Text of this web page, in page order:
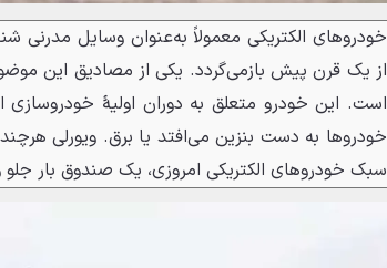
خودروهای الکتریکی معمولاً به‌عنوان وسایل
است. این خودرو متعلق به دوران اولیهٔ
خودروها به دست بنزین می‌افتد یا برق. ویورلی
سبک خودروهای الکتریکی امروزی، یک صندوق بار